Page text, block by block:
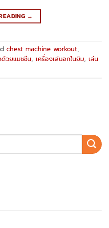
→
chest machine workout,
ด้วยแมชชีน, เครื่องเล่นอกในยิม, เล่น